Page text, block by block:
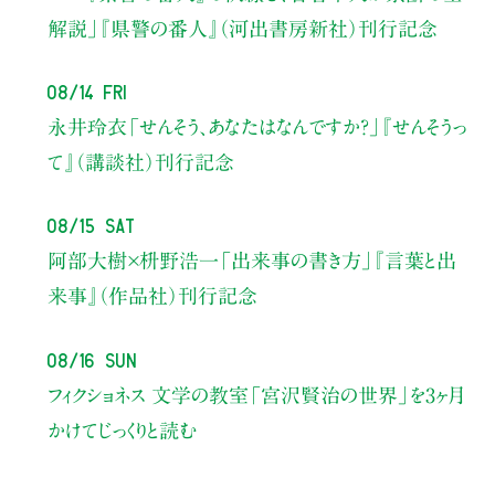
解説」
『県警の番人』（河出書房新社）刊行記念
08/14 Fri
永井玲衣 「せんそう、あなたはなんですか？」
『せんそうっ
て』（講談社）刊行記念
08/15 Sat
阿部大樹×枡野浩一 「出来事の書き方」
『言葉と出
来事』（作品社）刊行記念
08/16 Sun
フィクショネス 文学の教室 「宮沢賢治の世界」を3ヶ月
かけてじっくりと読む